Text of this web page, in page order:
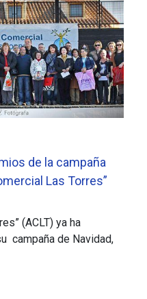
de la campaña
Las Torres”
(ACLT) ya ha
campaña de Navidad,